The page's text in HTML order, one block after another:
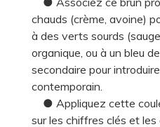
chauds (crème, avoine)
à des verts sourds
organique, ou à un bleu
secondaire pour
contemporain.
● Appliquez cette
sur les chiffres clés et